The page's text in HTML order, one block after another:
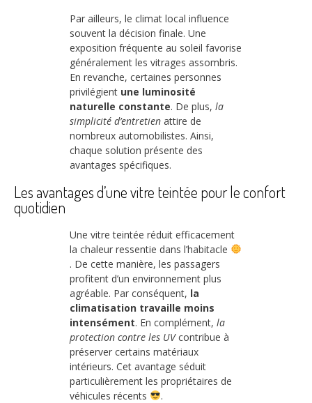
Par ailleurs, le climat local influence
souvent la décision finale. Une
exposition fréquente au soleil favorise
généralement les vitrages assombris.
En revanche, certaines personnes
privilégient une luminosité
naturelle constante. De plus, la
simplicité d’entretien attire de
nombreux automobilistes. Ainsi,
chaque solution présente des
avantages spécifiques.
Les avantages d’une vitre teintée pour le confort
quotidien
Une vitre teintée réduit efficacement
la chaleur ressentie dans l’habitacle
. De cette manière, les passagers
profitent d’un environnement plus
agréable. Par conséquent, la
climatisation travaille moins
intensément. En complément, la
protection contre les UVcontribue à
préserver certains matériaux
intérieurs. Cet avantage séduit
particulièrement les propriétaires de
véhicules récents
.